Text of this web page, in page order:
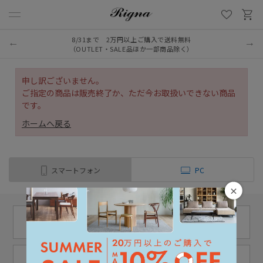
×
8/31まで 2万円以上ご購入で送料無料
（OUTLET・SALE品ほか一部商品除く）
申し訳ございません。
ご指定の商品は販売終了か、ただ今お取扱いできない商品
です。
ホームへ戻る
スマートフォン PC
03-6222-0763
11:00 - 18:00
（土日定休）
お問い合わせ